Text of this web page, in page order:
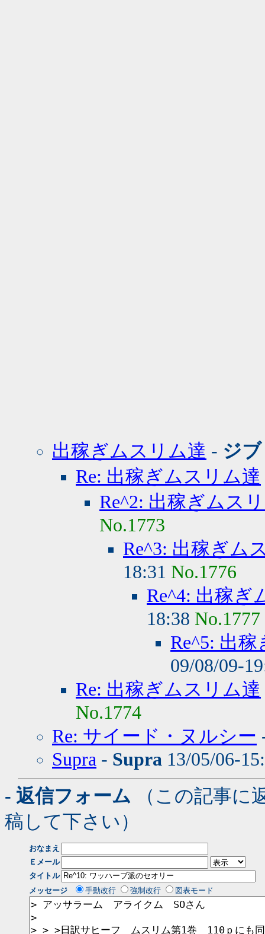
出稼ぎムスリム達 - ジ
Re: 出稼ぎムスリム達
Re^2: 出稼ぎムス
No.1773
Re^3: 出稼ぎム
18:31 No.1776
Re^4: 出稼ぎ
18:38 No.1777
Re^5: 出
09/08/09-
Re: 出稼ぎムスリム達
No.1774
Re: サイード・ヌルシー
Supra - Supra 13/05/06-
- 返信フォーム （この記事に
稿して下さい）
おなまえ
Ｅメール
タイトル
メッセージ
手動改行 強制改行 図表モード